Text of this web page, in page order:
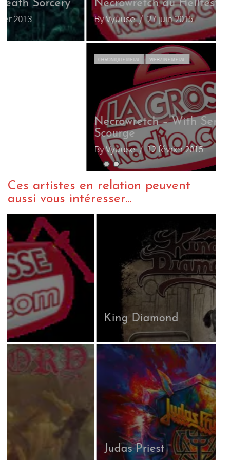
Necrowretch au Hellfest 2015
By Vyuuse/ 27 juin 2015
WEBZINE METAL
Necrowretch – With Serpents
/ 12 février 2015
Ces artistes en relation peuvent
aussi vous intéresser...
King Diamond
Judas Priest